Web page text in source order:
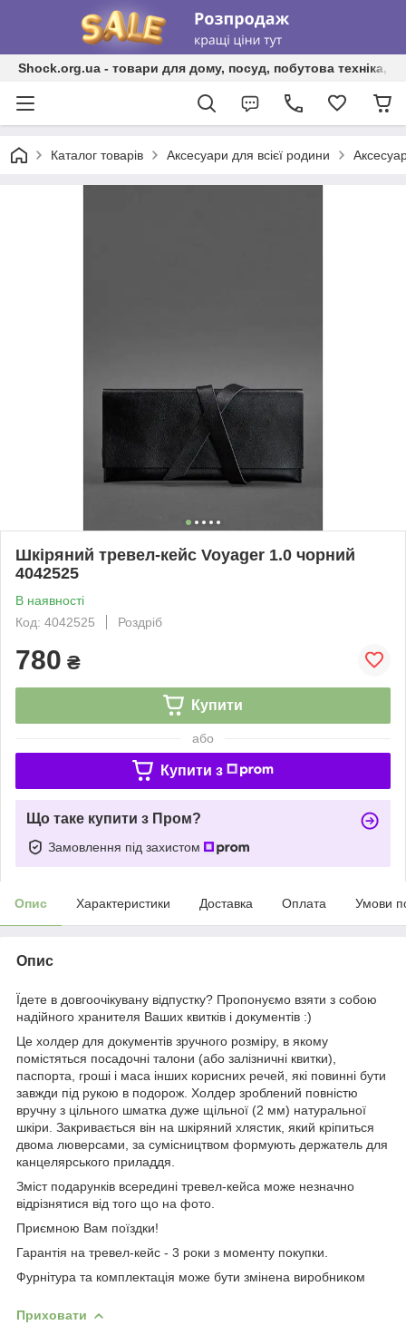
Shock.org.ua - товари для дому, посуд, побутова техніка,
Каталог товарів Аксесуари для всієї родини
Шкіряний тревел-кейс Voyager 1.0 чорний
4042525
В наявності
Код: 4042525
Роздріб
780 ₴
Купити
або
Купити з
Що таке купити з Пром?
Замовлення під захистом
Опис Характеристики Доставка Оплата Умови
Опис
Їдете в довгоочікувану відпустку? Пропонуємо взяти з собою
надійного хранителя Ваших квитків і документів :)
Це холдер для документів зручного розміру, в якому
помістяться посадочні талони (або залізничні квитки),
паспорта, гроші і маса інших корисних речей, які повинні бути
завжди під рукою в подорож. Холдер зроблений повністю
вручну з цільного шматка дуже щільної (2 мм) натуральної
шкіри. Закривається він на шкіряний хлястик, який кріпиться
двома люверсами, за сумісництвом формують держатель для
канцелярського приладдя.
Зміст подарунків всередині тревел-кейса може незначно
відрізнятися від того що на фото.
Приємною Вам поїздки!
Гарантія на тревел-кейс - 3 роки з моменту покупки.
Фурнітура та комплектація може бути змінена виробником
Приховати